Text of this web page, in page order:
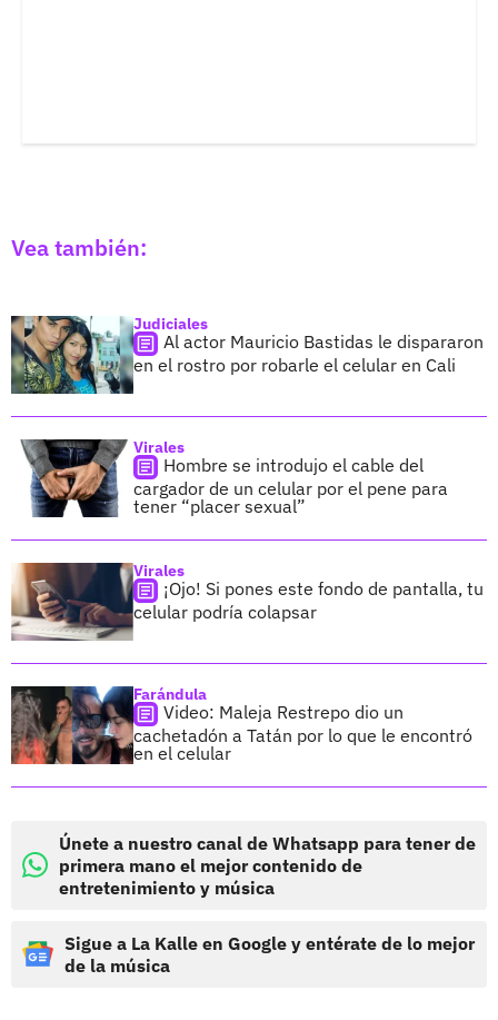
Vea también:
Judiciales
Al actor Mauricio Bastidas le dispararon
en el rostro por robarle el celular en Cali
Virales
Hombre se introdujo el cable del
cargador de un celular por el pene para
tener “placer sexual”
Virales
¡Ojo! Si pones este fondo de pantalla, tu
celular podría colapsar
Farándula
Video: Maleja Restrepo dio un
cachetadón a Tatán por lo que le encontró
en el celular
Únete a nuestro canal de Whatsapp para tener de
primera mano el mejor contenido de
entretenimiento y música
Sigue a La Kalle en Google y entérate de lo mejor
de la música